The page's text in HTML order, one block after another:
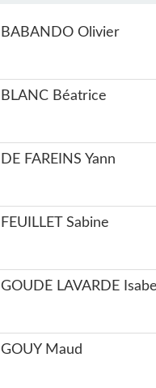
BABANDO Olivier
BLANC Béatrice
DE FAREINS Yann
FEUILLET Sabine
GOUDÉ LAVARDE
GOUY Maud